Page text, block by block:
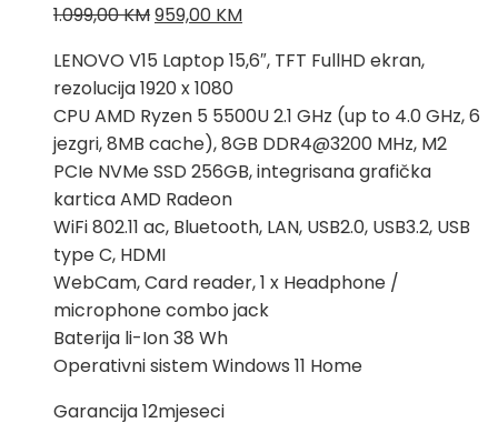
1.099,00KMIzvorna
bila
je:
1.099,00 KM.
959,00 KMTrenutna
je:
LENOVO V15 Laptop 15,6″, TFT FullHD ekran,
rezolucija 1920 x 1080
CPU AMD Ryzen 5 5500U 2.1 GHz (up to 4.0 GHz, 6
jezgri, 8MB cache), 8GB DDR4@3200 MHz, M2
PCIe NVMe SSD 256GB, integrisana grafička
kartica AMD Radeon
WiFi 802.11 ac, Bluetooth, LAN, USB2.0, USB3.2, USB
type C, HDMI
WebCam, Card reader, 1 x Headphone /
microphone combo jack
Baterija li-Ion 38 Wh
Operativni sistem Windows 11 Home
Garancija 12mjeseci